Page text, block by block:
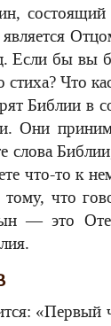
Если бы вы
Что
Библии в
Они
слова
что-то к
что
— это
«Первый